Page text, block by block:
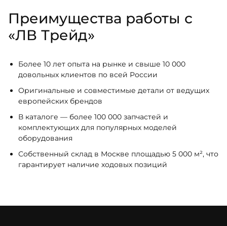
Преимущества работы с
«ЛВ Трейд»
Более 10 лет опыта на рынке и свыше 10 000
довольных клиентов по всей России
Оригинальные и совместимые детали от ведущих
европейских брендов
В каталоге — более 100 000 запчастей и
комплектующих для популярных моделей
оборудования
Собственный склад в Москве площадью 5 000 м², что
гарантирует наличие ходовых позиций